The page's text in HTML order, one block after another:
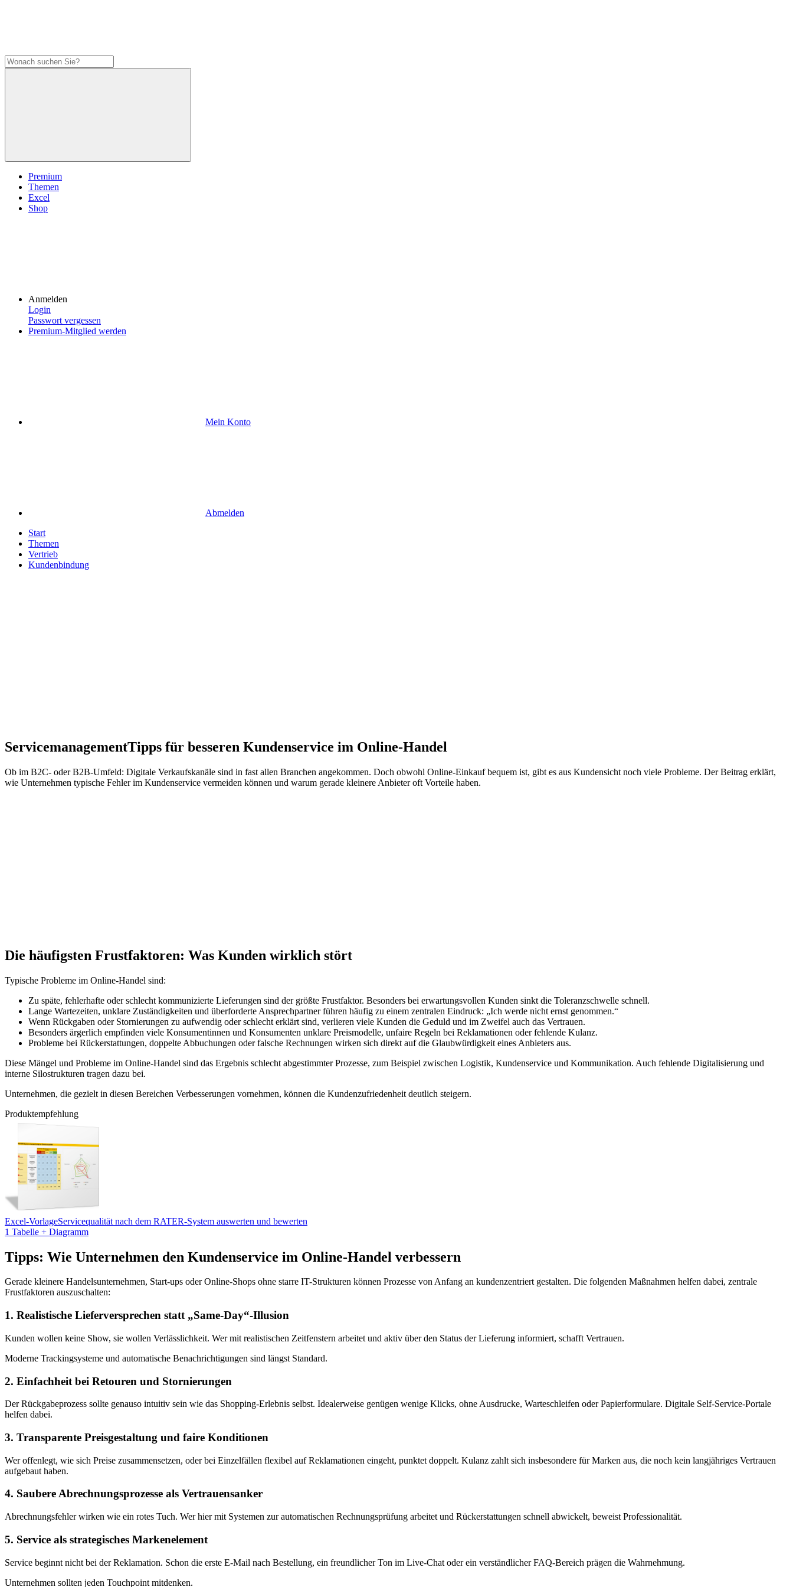
Premium
Themen
Excel
Shop
Anmelden
Login
Passwort vergessen
Premium-Mitglied werden
Mein Konto
Abmelden
Start
Themen
Vertrieb
Kundenbindung
ServicemanagementTipps für besseren Kundenservice im Online-Handel
Ob im B2C- oder B2B-Umfeld: Digitale Verkaufskanäle sind in fast allen Branchen angekommen. Doch obwohl Online-Einkauf bequem ist, gibt es aus Kundensicht noch viele Probleme. Der Beitrag erklärt,
wie Unternehmen typische Fehler im Kundenservice vermeiden können und warum gerade kleinere Anbieter oft Vorteile haben.
Die häufigsten Frustfaktoren: Was Kunden wirklich stört
Typische Probleme im Online-Handel sind:
Zu späte, fehlerhafte oder schlecht kommunizierte Lieferungen sind der größte Frustfaktor. Besonders bei erwartungsvollen Kunden sinkt die Toleranzschwelle schnell.
Lange Wartezeiten, unklare Zuständigkeiten und überforderte Ansprechpartner führen häufig zu einem zentralen Eindruck: „Ich werde nicht ernst genommen.“
Wenn Rückgaben oder Stornierungen zu aufwendig oder schlecht erklärt sind, verlieren viele Kunden die Geduld und im Zweifel auch das Vertrauen.
Besonders ärgerlich empfinden viele Konsumentinnen und Konsumenten unklare Preismodelle, unfaire Regeln bei Reklamationen oder fehlende Kulanz.
Probleme bei Rückerstattungen, doppelte Abbuchungen oder falsche Rechnungen wirken sich direkt auf die Glaubwürdigkeit eines Anbieters aus.
Diese Mängel und Probleme im Online-Handel sind das Ergebnis schlecht abgestimmter Prozesse, zum Beispiel zwischen Logistik, Kundenservice und Kommunikation. Auch fehlende Digitalisierung und
interne Silostrukturen tragen dazu bei.
Unternehmen, die gezielt in diesen Bereichen Verbesserungen vornehmen, können die Kundenzufriedenheit deutlich steigern.
Produktempfehlung
Excel-VorlageServicequalität nach dem RATER-System auswerten und bewerten
1 Tabelle + Diagramm
Tipps: Wie Unternehmen den Kundenservice im Online-Handel verbessern
Gerade kleinere Handelsunternehmen, Start-ups oder Online-Shops ohne starre IT-Strukturen können Prozesse von Anfang an kundenzentriert gestalten. Die folgenden Maßnahmen helfen dabei, zentrale
Frustfaktoren auszuschalten:
1. Realistische Lieferversprechen statt „Same-Day“-Illusion
Kunden wollen keine Show, sie wollen Verlässlichkeit. Wer mit realistischen Zeitfenstern arbeitet und aktiv über den Status der Lieferung informiert, schafft Vertrauen.
Moderne Trackingsysteme und automatische Benachrichtigungen sind längst Standard.
2. Einfachheit bei Retouren und Stornierungen
Der Rückgabeprozess sollte genauso intuitiv sein wie das Shopping-Erlebnis selbst. Idealerweise genügen wenige Klicks, ohne Ausdrucke, Warteschleifen oder Papierformulare. Digitale Self-Service-Portale
helfen dabei.
3. Transparente Preisgestaltung und faire Konditionen
Wer offenlegt, wie sich Preise zusammensetzen, oder bei Einzelfällen flexibel auf Reklamationen eingeht, punktet doppelt. Kulanz zahlt sich insbesondere für Marken aus, die noch kein langjähriges Vertrauen
aufgebaut haben.
4. Saubere Abrechnungsprozesse als Vertrauensanker
Abrechnungsfehler wirken wie ein rotes Tuch. Wer hier mit Systemen zur automatischen Rechnungsprüfung arbeitet und Rückerstattungen schnell abwickelt, beweist Professionalität.
5. Service als strategisches Markenelement
Service beginnt nicht bei der Reklamation. Schon die erste E-Mail nach Bestellung, ein freundlicher Ton im Live-Chat oder ein verständlicher FAQ-Bereich prägen die Wahrnehmung.
Unternehmen sollten jeden Touchpoint mitdenken.